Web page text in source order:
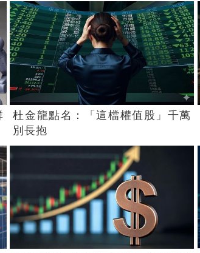
杜金龍點名：「這檔權值股」千萬
別長抱